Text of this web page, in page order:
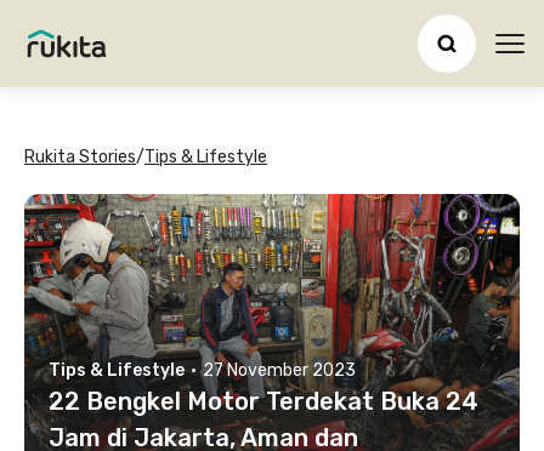
Rukita Stories/Tips & Lifestyle
Tips & Lifestyle · 27 November 2023
22 Bengkel Motor Terdekat Buka 24
Jam di Jakarta, Aman dan